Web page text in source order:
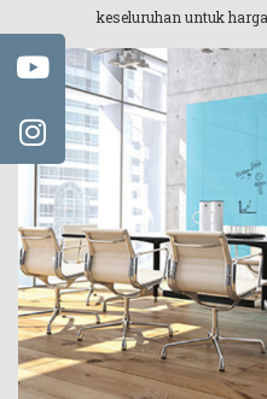
keseluruhan untuk